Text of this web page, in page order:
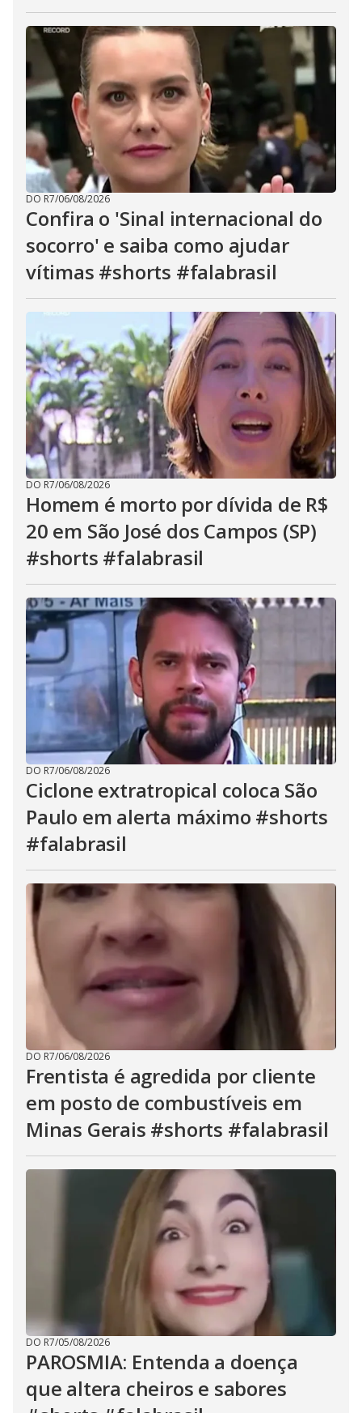
DO R7/06/08/2026
Confira o 'Sinal internacional do
socorro' e saiba como ajudar
vítimas #shorts #falabrasil
DO R7/06/08/2026
Homem é morto por dívida de R$
20 em São José dos Campos (SP)
#shorts #falabrasil
DO R7/06/08/2026
Ciclone extratropical coloca São
Paulo em alerta máximo #shorts
#falabrasil
DO R7/06/08/2026
Frentista é agredida por cliente
em posto de combustíveis em
Minas Gerais #shorts #falabrasil
DO R7/05/08/2026
PAROSMIA: Entenda a doença
que altera cheiros e sabores